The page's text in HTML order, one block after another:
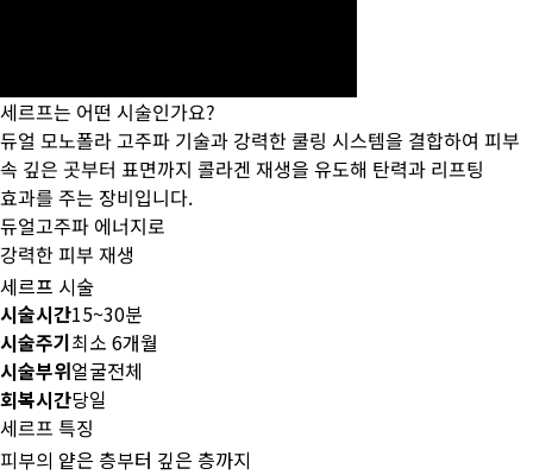
세르프는 어떤 시술인가요?
듀얼 모노폴라 고주파 기술과 강력한 쿨링 시스템을 결합하여 피부
속 깊은 곳부터 표면까지 콜라겐 재생을 유도해 탄력과 리프팅
효과를 주는 장비입니다.
듀얼고주파 에너지로
강력한 피부 재생
세르프 시술
시술시간15~30분
시술주기최소 6개월
시술부위얼굴전체
회복시간당일
세르프 특징
피부의 얕은 층부터 깊은 층까지